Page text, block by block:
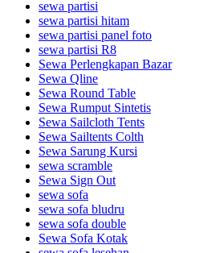
sewa partisi
sewa partisi hitam
sewa partisi panel foto
sewa partisi R8
Sewa Perlengkapan Bazar
Sewa Qline
Sewa Round Table
Sewa Rumput Sintetis
Sewa Sailcloth Tents
Sewa Sailtents Colth
Sewa Sarung Kursi
sewa scramble
Sewa Sign Out
sewa sofa
sewa sofa bludru
sewa sofa double
Sewa Sofa Kotak